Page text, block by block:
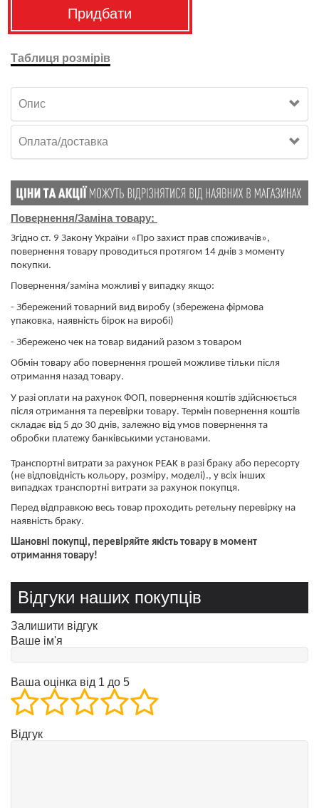
Придбати
Таблиця розмірів
Опис
Оплата/доставка
Повернення/Заміна товару:
Згідно ст. 9 Закону України «Про захист прав споживачів»,
повернення товару проводиться протягом 14 днів з моменту
покупки.
Повернення/заміна можливі у випадку якщо:
- Збережений товарний вид виробу (збережена фірмова
упаковка, наявність бірок на виробі)
- Збережено чек на товар виданий разом з товаром
Обмін товару або повернення грошей можливе тільки після
отримання назад товару.
У разі оплати на рахунок ФОП, повернення коштів здійснюється
після отримання та перевірки товару. Термін повернення коштів
складає від 5 до 30 днів, залежно від умов повернення та
обробки платежу банківськими установами.
​​​​​​​Транспортні витрати за рахунок PEAK в разі браку або пересорту
(не відповідність кольору, розміру, моделі)., у всіх інших
випадках транспортні витрати за рахунок покупця.
Перед відправкою весь товар проходить ретельну перевірку на
наявність браку.
Шановні покупці, перевіряйте якість товару в момент
отримання товару!
Відгуки наших покупців
Залишити відгук
Ваше ім'я
Ваша оцінка від 1 до 5
Відгук